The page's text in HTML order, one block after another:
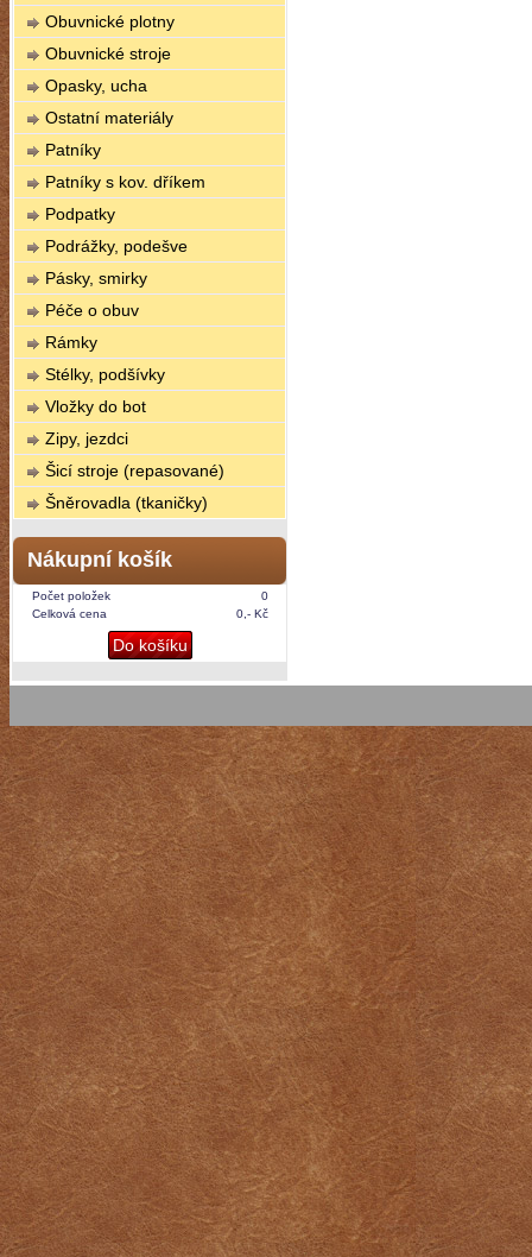
Obuvnické plotny
Obuvnické stroje
Opasky, ucha
Ostatní materiály
Patníky
Patníky s kov. dříkem
Podpatky
Podrážky, podešve
Pásky, smirky
Péče o obuv
Rámky
Stélky, podšívky
Vložky do bot
Zipy, jezdci
Šicí stroje (repasované)
Šněrovadla (tkaničky)
Nákupní košík
Počet položek
0
Celková cena
0,- Kč
Do košíku